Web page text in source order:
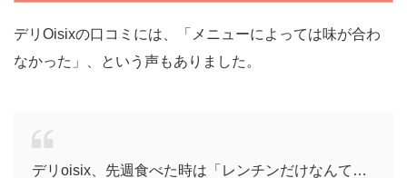
デリOisixの口コミには、「メニューによっては味が合わ
なかった」、という声もありました。
デリoisix、先週食べた時は「レンチンだけなんて…